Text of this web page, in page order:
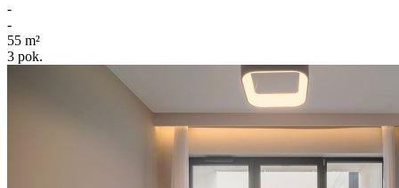
-
-
55 m²
3 pok.